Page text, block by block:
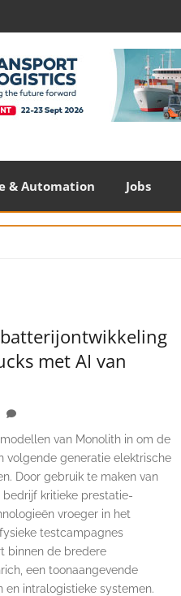
& Automation Jobs
met AI van
van Monolith in om de
volgende generatie elektrische
Door gebruik te maken van
kritieke prestatie-
vroeger in het
testcampagnes
binnen de bredere
een toonaangevende
en intralogistieke systemen.